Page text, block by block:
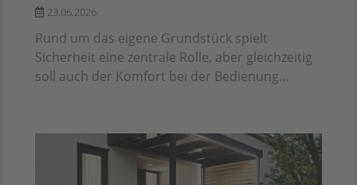
23.06.2026
Rund um das eigene Grundstück spielt
Sicherheit eine zentrale Rolle, aber gleichzeitig
soll auch der Komfort bei der Bedienung...